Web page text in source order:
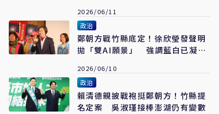
2026/06/11
政治
鄭朝方戰竹縣底定！徐欣瑩發聲明
拋「雙AI願景」 強調藍白已凝聚
2026/06/10
政治
賴清德親披戰袍挺鄭朝方！竹縣提
名定案 吳淑瑾接棒澎湖仍有變數